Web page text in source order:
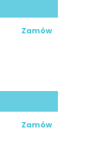
Zamów
Zamów